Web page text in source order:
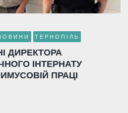
ТЕРНОПІЛЬ
ДИРЕКТОРА
ІНТЕРНАТУ
ПРАЦІ